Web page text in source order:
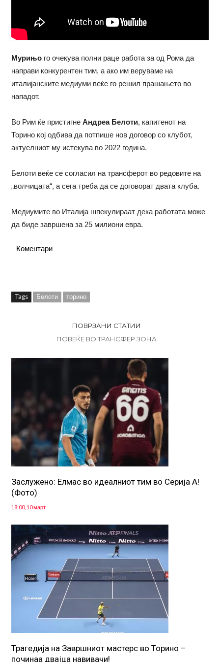
Мурињого очекува полни раце работа за од Рома да
направи конкурентен тим, а ако им веруваме на
италијанските медиуми веќе го решил прашањето во
нападот.
Во Рим ќе пристигне Андреа Белоти, капитенот на
Торино кој одбива да потпише нов договор со клубот,
актуелниот му истекува во 2022 година.
Белоти веќе се согласил на трансферот во редовите на
„волчицата“, а сега треба да се договорат двата клуба.
Медиумите во Италија шпекулираат дека работата може
да биде завршена за 25 милиони евра.
Коментари
Tags Белоти торино
ПОВРЗАНИ СТАТИИ
ПОВЕЌЕ ВО ТРАНСФЕР ЗОНА
Заслужено: Елмас во идеалниот тим во Серија А!
(Фото)
18:00, 10 март
Трагедија на Завршниот мастерс во Торино –
починаа двајца навивачи!